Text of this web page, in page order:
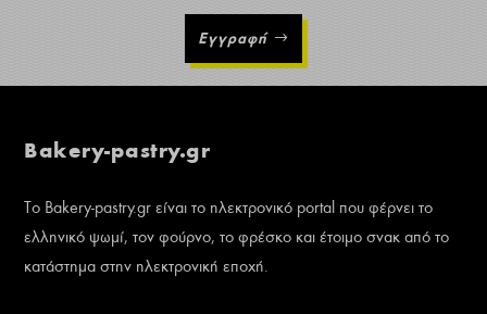
Εγγραφή
Bakery-pastry.gr
Το Bakery-pastry.gr είναι το ηλεκτρονικό portal που φέρνει το
ελληνικό ψωμί, τον φούρνο, το φρέσκο και έτοιμο σνακ από το
κατάστημα στην ηλεκτρονική εποχή.